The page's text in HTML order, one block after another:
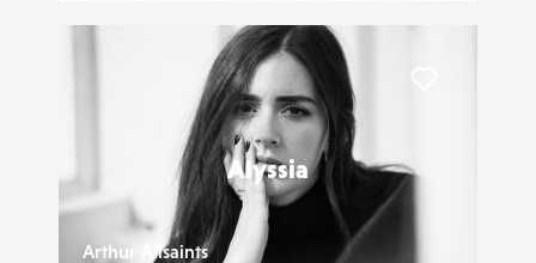
Alyssia
Arthur Allsaints